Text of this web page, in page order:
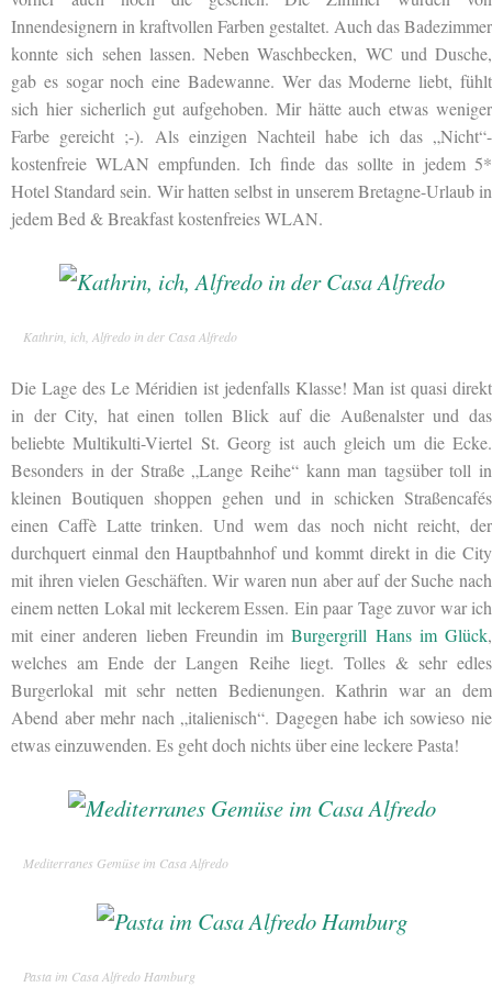
Innendesignern in kraftvollen Farben gestaltet. Auch das Badezimmer
konnte sich sehen lassen. Neben Waschbecken, WC und Dusche,
gab es sogar noch eine Badewanne. Wer das Moderne liebt, fühlt
sich hier sicherlich gut aufgehoben. Mir hätte auch etwas weniger
Farbe gereicht ;-). Als einzigen Nachteil habe ich das „Nicht“-
kostenfreie WLAN empfunden. Ich finde das sollte in jedem 5*
Hotel Standard sein. Wir hatten selbst in unserem Bretagne-Urlaub in
jedem Bed & Breakfast kostenfreies WLAN.
Kathrin, ich, Alfredo in der Casa Alfredo
Die Lage des Le Méridien ist jedenfalls Klasse! Man ist quasi direkt
in der City, hat einen tollen Blick auf die Außenalster und das
beliebte Multikulti-Viertel St. Georg ist auch gleich um die Ecke.
Besonders in der Straße „Lange Reihe“ kann man tagsüber toll in
kleinen Boutiquen shoppen gehen und in schicken Straßencafés
einen Caffè Latte trinken. Und wem das noch nicht reicht, der
durchquert einmal den Hauptbahnhof und kommt direkt in die City
mit ihren vielen Geschäften. Wir waren nun aber auf der Suche nach
einem netten Lokal mit leckerem Essen. Ein paar Tage zuvor war ich
mit einer anderen lieben Freundin imBurgergrill Hans im Glück,
welches am Ende der Langen Reihe liegt. Tolles & sehr edles
Burgerlokal mit sehr netten Bedienungen. Kathrin war an dem
Abend aber mehr nach „italienisch“. Dagegen habe ich sowieso nie
etwas einzuwenden. Es geht doch nichts über eine leckere Pasta!
Mediterranes Gemüse im Casa Alfredo
Pasta im Casa Alfredo Hamburg